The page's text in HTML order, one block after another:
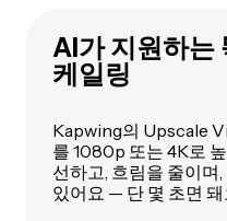
AI가 지원하는
케일링
Kapwing의 Upscale
를 1080p 또는 4K로
선하고, 흐림을 줄이며
있어요 — 단 몇 초면 돼